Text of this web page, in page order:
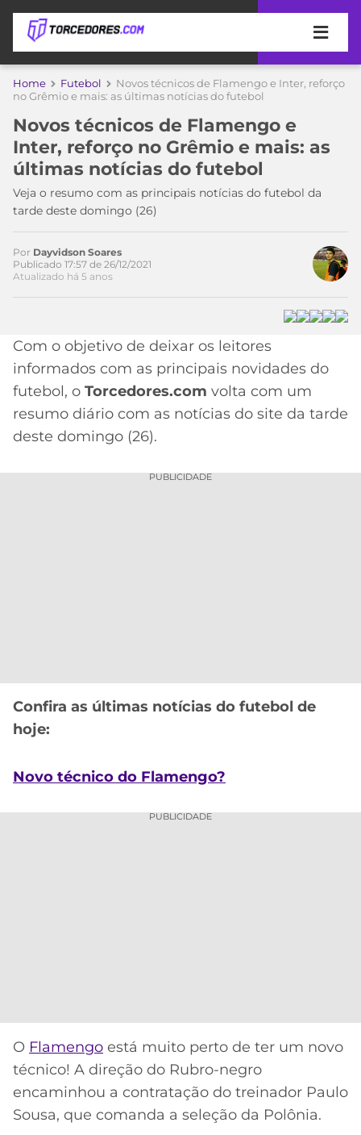
APOSTAS
DE
APOSTA
MELHORES
SITES
DE
APOSTAS
2026
BETBOOM
CÓDIGO
INDICAÇÃO
BET365
MELHORES
COPA
DO
MUNDO
TIMES
MEU
TIME
PALMEIRAS
CORINTHIANS
SÃO
PAULO
INTERNACIONAL
CAMPEONATOS
SÉRIE
LIBERTADORES
DOS
CAMPEÕES
ESPORTIVA
MERCADO
BOLA
Home Futebol
Novos técnicos de Flamengo e Inter, reforço
no Grêmio e mais: as últimas notícias do futebol
Novos técnicos de Flamengo e
Inter, reforço no Grêmio e mais: as
últimas notícias do futebol
Veja o resumo com as principais notícias do futebol da
tarde deste domingo (26)
Acesse o perfil do autor
no Twitter
Por Dayvidson Soares
Publicado 17:57 de 26/12/2021
Atualizado há 5 anos
Com o objetivo de deixar os leitores
informados com as principais novidades do
futebol, o Torcedores.com volta com um
resumo diário com as notícias do site da tarde
deste domingo (26).
PUBLICIDADE
Confira as últimas notícias do futebol de
hoje:
Novo técnico do Flamengo?
PUBLICIDADE
O Flamengo está muito perto de ter um novo
técnico! A direção do Rubro-negro
encaminhou a contratação do treinador Paulo
Sousa, que comanda a seleção da Polônia.